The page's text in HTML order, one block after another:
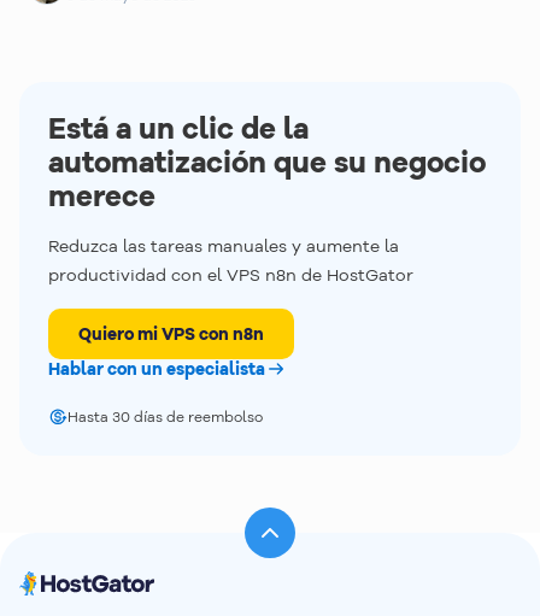
plataforma, disponibles en español
gratuito y muchas otras prestaciones para
garantizar la seguridad de tu servidor y de tus
accesos
totalmente dedicados como procesamiento,
tráfico, almacenamiento y RAM
Está a un clic de la
automatización que su negocio
merece
Reduzca las tareas manuales y aumente la
productividad con el VPS n8n de HostGator
Quiero mi VPS con n8n
Hablar con un especialista
Hasta 30 días de reembolso